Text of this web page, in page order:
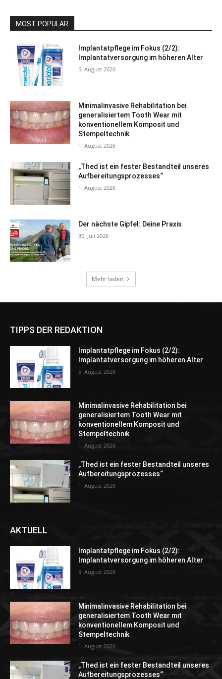
TIPPS DER REDAKTION
Implantatpflege im Fokus (2/2):
Implantatversorgung im höheren Alter
5. August 2026
Minimalinvasive Rehabilitation bei
generalisiertem Tooth Wear mit
konventionellem Komposit und
Stempeltechnik
1. August 2026
„Thed ist ein fester Bestandteil unseres
Aufbereitungsprozesses“
1. August 2026
AKTUELL
Implantatpflege im Fokus (2/2):
Implantatversorgung im höheren Alter
5. August 2026
Minimalinvasive Rehabilitation bei
generalisiertem Tooth Wear mit
konventionellem Komposit und
Stempeltechnik
1. August 2026
„Thed ist ein fester Bestandteil unseres
Aufbereitungsprozesses“